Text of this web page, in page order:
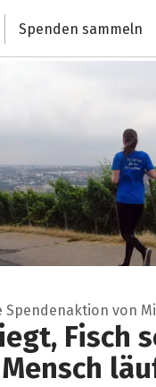
Spendenplattform
Spenden sammeln
Spendenaktion von
Fisch
Mensch